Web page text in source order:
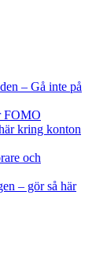
– Gå inte på
FOMO
kring konton
och
– gör så här